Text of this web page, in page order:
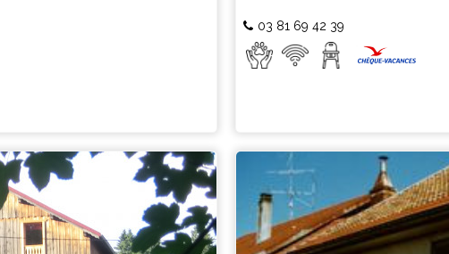
03 81 69 42 39